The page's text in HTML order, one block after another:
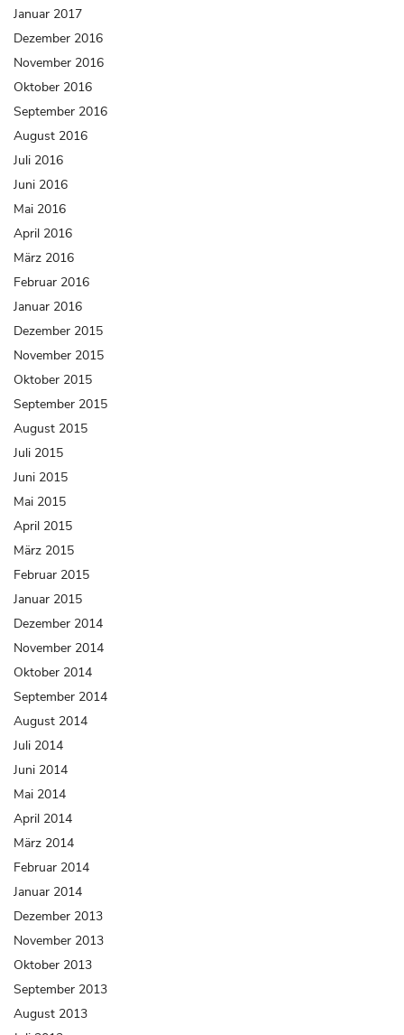
Januar 2017
Dezember 2016
November 2016
Oktober 2016
September 2016
August 2016
Juli 2016
Juni 2016
Mai 2016
April 2016
März 2016
Februar 2016
Januar 2016
Dezember 2015
November 2015
Oktober 2015
September 2015
August 2015
Juli 2015
Juni 2015
Mai 2015
April 2015
März 2015
Februar 2015
Januar 2015
Dezember 2014
November 2014
Oktober 2014
September 2014
August 2014
Juli 2014
Juni 2014
Mai 2014
April 2014
März 2014
Februar 2014
Januar 2014
Dezember 2013
November 2013
Oktober 2013
September 2013
August 2013